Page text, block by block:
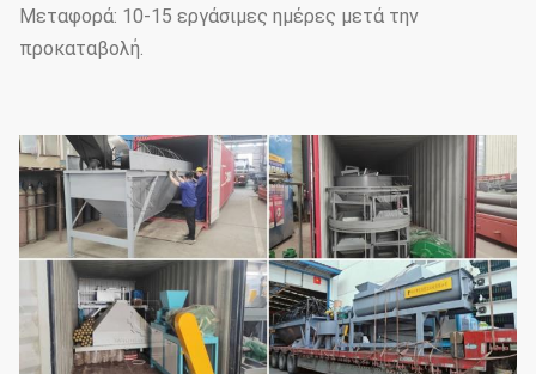
Μεταφορά: 10-15 εργάσιμες ημέρες μετά την
προκαταβολή.